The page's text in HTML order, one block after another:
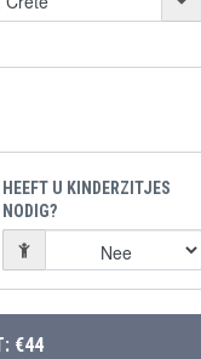
HEEFT U KINDERZITJES
NODIG?
€44